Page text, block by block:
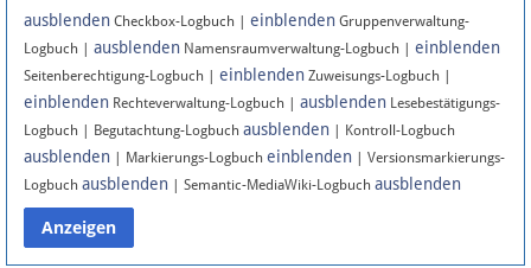
Facebook
Instagram
Anmelden
Datenschutz
ausblenden Checkbox-Logbuch | einblenden Gruppenverwaltung-
Logbuch | ausblenden Namensraumverwaltung-Logbuch | einblenden
Seitenberechtigung-Logbuch | einblenden Zuweisungs-Logbuch |
einblenden Rechteverwaltung-Logbuch | ausblenden Lesebestätigungs-
Logbuch | Begutachtung-Logbuch ausblenden | Kontroll-Logbuch
ausblenden | Markierungs-Logbuch einblenden | Versionsmarkierungs-
Logbuch ausblenden | Semantic-MediaWiki-Logbuch ausblenden